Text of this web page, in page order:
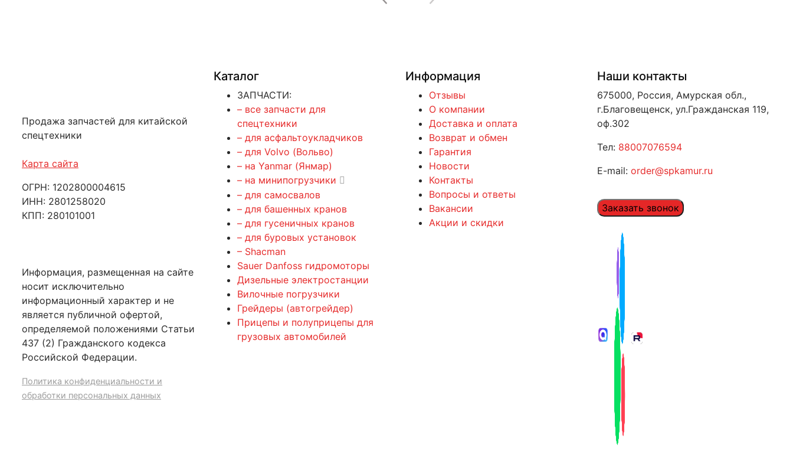
Продажа запчастей для китайской
спецтехники
Карта сайта
ОГРН: 1202800004615
ИНН: 2801258020
КПП: 280101001
Информация, размещенная на сайте
носит исключительно
информационный характер и не
является публичной офертой,
определяемой положениями Статьи
437 (2) Гражданского кодекса
Российской Федерации.
Политика конфиденциальности и
обработки персональных данных
Каталог
ЗАПЧАСТИ:
– все запчасти для
спецтехники
– для асфальтоукладчиков
– для Volvo (Вольво)
– на Yanmar (Янмар)
– на минипогрузчики
– для самосвалов
– для башенных кранов
– для гусеничных кранов
– для буровых установок
– Shacman
Sauer Danfoss гидромоторы
Дизельные электростанции
Вилочные погрузчики
Грейдеры (автогрейдер)
Прицепы и полуприцепы для
грузовых автомобилей
Информация
Отзывы
О компании
Доставка и оплата
Возврат и обмен
Гарантия
Новости
Контакты
Вопросы и ответы
Вакансии
Акции и скидки
Наши контакты
675000, Россия, Амурская обл.,
г.Благовещенск, ул.Гражданская 119,
оф.302
Тел: 88007076594
E-mail: order@spkamur.ru
Заказать звонок